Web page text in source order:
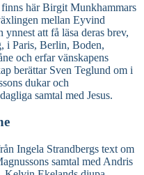
här Birgit Munkhammars
mellan Eyvind
att få läsa deras brev,
i Paris, Berlin, Boden,
och erfar vänskapens
berättar Sven Teglund om i
dukar och
samtal med Jesus.
Ingela Strandbergs text om
samtal med Andris